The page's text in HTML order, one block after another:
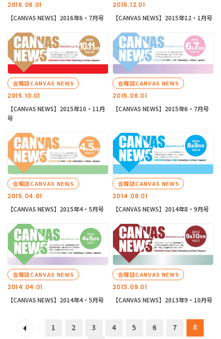
2016.06.01
【CANVAS NEWS】2016年6・7月号
2015.12.01
【CANVAS NEWS】2015年12・1月号
2015.10.01
会報誌CANVAS NEWS
【CANVAS NEWS】2015年10・11月
号
2015.06.01
会報誌CANVAS NEWS
【CANVAS NEWS】2015年6・7月号
2015.04.01
会報誌CANVAS NEWS
【CANVAS NEWS】2015年4・5月号
2014.08.01
会報誌CANVAS NEWS
【CANVAS NEWS】2014年8・9月号
2014.04.01
会報誌CANVAS NEWS
【CANVAS NEWS】2014年4・5月号
2013.09.01
会報誌CANVAS NEWS
【CANVAS NEWS】2013年9・10月号
1 2 3 4 5 6 7
8